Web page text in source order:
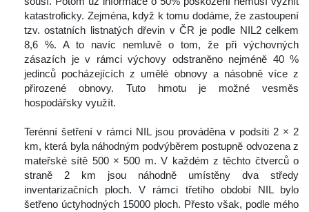
katastroficky. Zejména, když k tomu dodáme, že zastoupení
tzv. ostatních listnatých dřevin v ČR je podle NIL2 celkem
8,6 %. A to navíc nemluvě o tom, že při výchovných
zásazích je v rámci výchovy odstraněno nejméně 40 %
jedinců pocházejících z umělé obnovy a násobně více z
přirozené obnovy. Tuto hmotu je možné vesměs
hospodářsky využít.
Terénní šetření v rámci NIL jsou prováděna v podsíti 2 × 2
km, která byla náhodným podvýběrem postupně odvozena z
mateřské sítě 500 × 500 m. V každém z těchto čtverců o
traně 2 km jsou náhodně umístěny dva středy
inventarizačních ploch. V rámci třetího období NIL bylo
šetřeno úctyhodných 15000 ploch. Přesto však, podle mého